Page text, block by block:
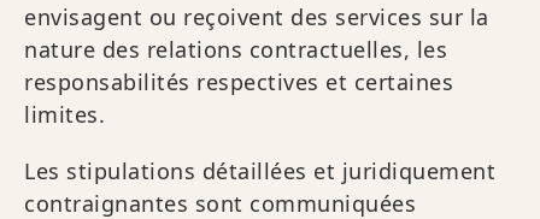
envisagent ou reçoivent des services sur la
nature des relations contractuelles, les
responsabilités respectives et certaines
limites.
Les stipulations détaillées et juridiquement
contraignantes sont communiquées